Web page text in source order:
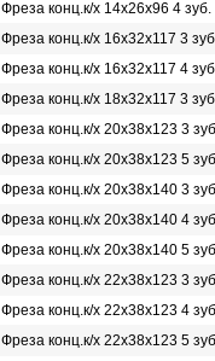
Фреза конц.к/х 14х26х96 4
Фреза конц.к/х 16х32х117 3
Фреза конц.к/х 16х32х117 4
Фреза конц.к/х 18х32х117 3
Фреза конц.к/х 20х38х123 3
Фреза конц.к/х 20х38х123 5
Фреза конц.к/х 20х38х140 3
Фреза конц.к/х 20х38х140 4
Фреза конц.к/х 20х38х140 5
Фреза конц.к/х 22х38х123 3
Фреза конц.к/х 22х38х123 4
Фреза конц.к/х 22х38х123 5